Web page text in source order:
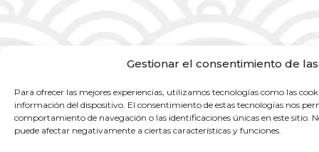
Gestionar el consentimiento de
Para ofrecer las mejores experiencias, utilizamos tecnologías como las
información del dispositivo. El consentimiento de estas tecnologías nos
comportamiento de navegación o las identificaciones únicas en este sitio.
puede afectar negativamente a ciertas características y funciones.